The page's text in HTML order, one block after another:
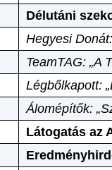
Délutáni
Hegyesi
TeamTAG: „A
Légbőlkapott:
Álomépítők:
Látogatás az